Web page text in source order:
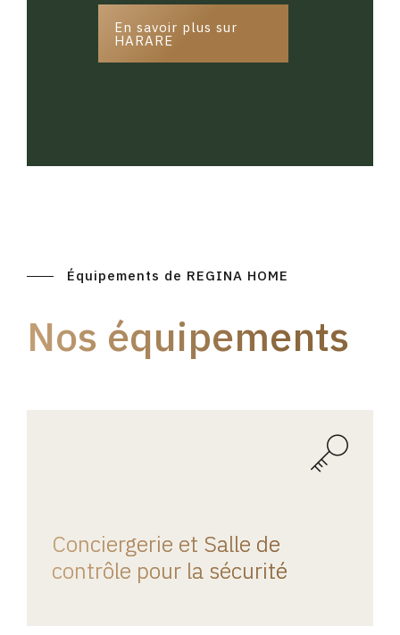
En savoir plus sur
HARARE
Équipements de REGINA HOME
Nos équipements
Conciergerie et Salle de
contrôle pour la sécurité